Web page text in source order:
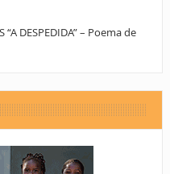
“A DESPEDIDA” – Poema de